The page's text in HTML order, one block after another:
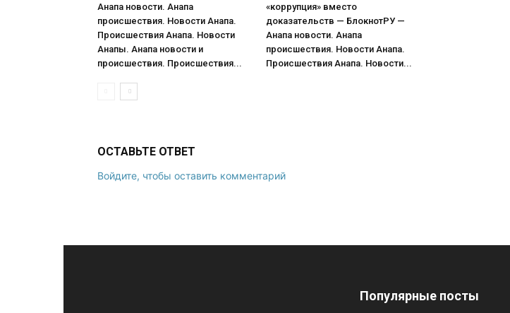
Анапа новости. Анапа
происшествия. Новости Анапа.
Происшествия Анапа. Новости
Анапы. Анапа новости и
происшествия. Происшествия...
«коррупция» вместо
доказательств — БлокнотРУ —
Анапа новости. Анапа
происшествия. Новости Анапа.
Происшествия Анапа. Новости...
ОСТАВЬТЕ ОТВЕТ
Войдите, чтобы оставить комментарий
Популярные посты